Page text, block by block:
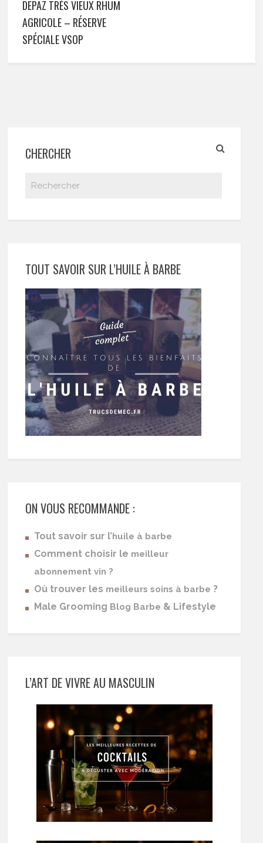
DEPAZ TRÈS VIEUX RHUM
AGRICOLE – RÉSERVE
SPÉCIALE VSOP
CHERCHER
TOUT SAVOIR SUR L’HUILE À BARBE
ON VOUS RECOMMANDE :
Tout savoir sur l’huile à barbe
Comment choisir le meilleur
abonnement vin ?
Où trouver les meilleurs soins à barbe ?
Male Grooming Blog Barbe & Lifestyle
L’ART DE VIVRE AU MASCULIN